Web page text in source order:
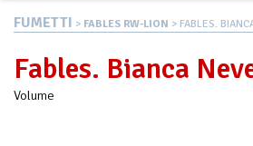
FUMETTI > FABLES RW-LION > FABLES.
Fables. Bianca
Volume